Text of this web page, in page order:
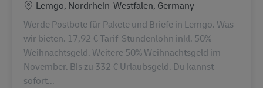
Location
Lemgo, Nordrhein-Westfalen, Germany
Werde Postbote für Pakete und Briefe in Lemgo. Was
wir bieten. 17,92 € Tarif-Stundenlohn inkl. 50%
Weihnachtsgeld. Weitere 50% Weihnachtsgeld im
November. Bis zu 332 € Urlaubsgeld. Du kannst
sofort...